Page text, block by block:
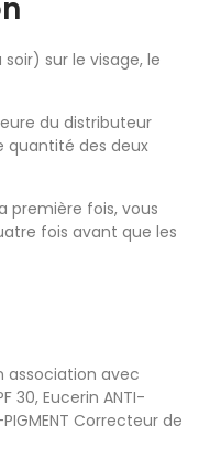
sur le visage, le
du distributeur
quantité des deux
première fois, vous
fois avant que les
association avec
30, Eucerin ANTI-
Correcteur de